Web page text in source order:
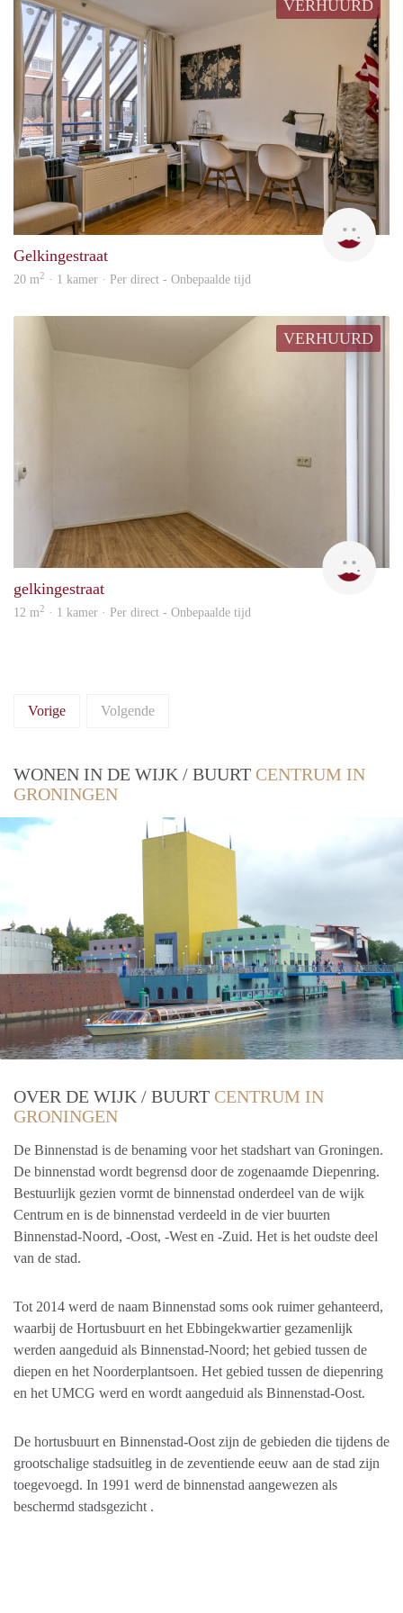
VERHUURD
Gelkingestraat
20 m2 · 1 kamer · Per direct - Onbepaalde tijd
VERHUURD
gelkingestraat
12 m2 · 1 kamer · Per direct - Onbepaalde tijd
Vorige Volgende
WONEN IN DE WIJK / BUURT CENTRUM IN
GRONINGEN
OVER DE WIJK / BUURT CENTRUM IN
GRONINGEN
De Binnenstad is de benaming voor het stadshart van Groningen.
De binnenstad wordt begrensd door de zogenaamde Diepenring.
Bestuurlijk gezien vormt de binnenstad onderdeel van de wijk
Centrum en is de binnenstad verdeeld in de vier buurten
Binnenstad-Noord, -Oost, -West en -Zuid. Het is het oudste deel
van de stad.
Tot 2014 werd de naam Binnenstad soms ook ruimer gehanteerd,
waarbij de Hortusbuurt en het Ebbingekwartier gezamenlijk
werden aangeduid als Binnenstad-Noord; het gebied tussen de
diepen en het Noorderplantsoen. Het gebied tussen de diepenring
en het UMCG werd en wordt aangeduid als Binnenstad-Oost.
De hortusbuurt en Binnenstad-Oost zijn de gebieden die tijdens de
grootschalige stadsuitleg in de zeventiende eeuw aan de stad zijn
toegevoegd. In 1991 werd de binnenstad aangewezen als
beschermd stadsgezicht .